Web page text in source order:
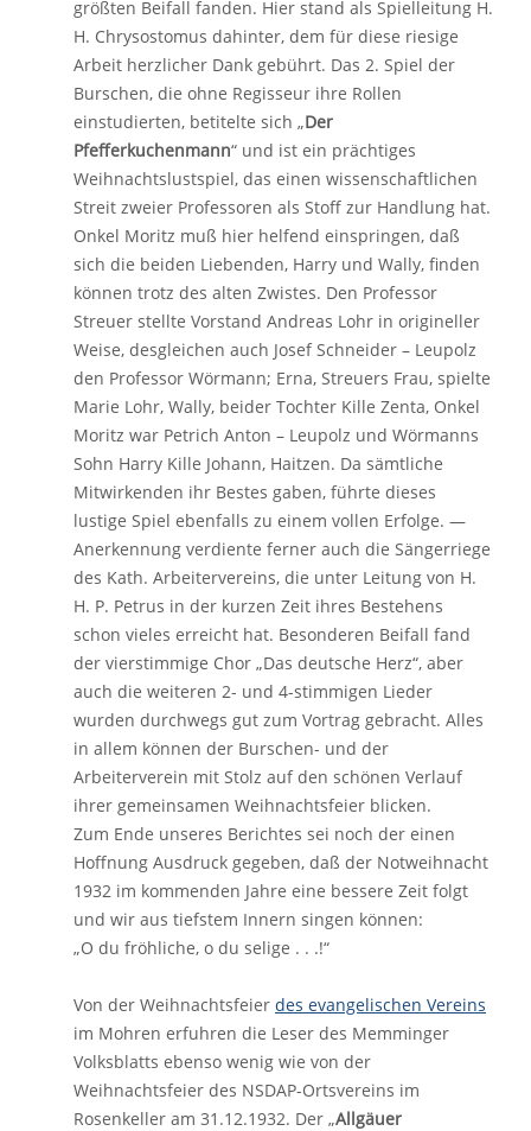
größten Beifall fanden. Hier stand als Spielleitung H.
H. Chrysostomus dahinter, dem für diese riesige
Arbeit herzlicher Dank gebührt. Das 2. Spiel der
Burschen, die ohne Regisseur ihre Rollen
einstudierten, betitelte sich „Der
Pfefferkuchenmann“ und ist ein prächtiges
Weihnachtslustspiel, das einen wissenschaftlichen
Streit zweier Professoren als Stoff zur Handlung hat.
Onkel Moritz muß hier helfend einspringen, daß
sich die beiden Liebenden, Harry und Wally, finden
können trotz des alten Zwistes. Den Professor
Streuer stellte Vorstand Andreas Lohr in origineller
Weise, desgleichen auch Josef Schneider – Leupolz
den Professor Wörmann; Erna, Streuers Frau, spielte
Marie Lohr, Wally, beider Tochter Kille Zenta, Onkel
Moritz war Petrich Anton – Leupolz und Wörmanns
Sohn Harry Kille Johann, Haitzen. Da sämtliche
Mitwirkenden ihr Bestes gaben, führte dieses
lustige Spiel ebenfalls zu einem vollen Erfolge. —
Anerkennung verdiente ferner auch die Sängerriege
des Kath. Arbeitervereins, die unter Leitung von H.
H. P. Petrus in der kurzen Zeit ihres Bestehens
schon vieles erreicht hat. Besonderen Beifall fand
der vierstimmige Chor „Das deutsche Herz“, aber
auch die weiteren 2- und 4-stimmigen Lieder
wurden durchwegs gut zum Vortrag gebracht. Alles
in allem können der Burschen- und der
Arbeiterverein mit Stolz auf den schönen Verlauf
ihrer gemeinsamen Weihnachtsfeier blicken.
Zum Ende unseres Berichtes sei noch der einen
Hoffnung Ausdruck gegeben, daß der Notweihnacht
1932 im kommenden Jahre eine bessere Zeit folgt
und wir aus tiefstem Innern singen können:
„O du fröhliche, o du selige . . .!“
Von der Weihnachtsfeier des evangelischen Vereins
im Mohren erfuhren die Leser des Memminger
Volksblatts ebenso wenig wie von der
Weihnachtsfeier des NSDAP-Ortsvereins im
Rosenkeller am 31.12.1932. Der „Allgäuer